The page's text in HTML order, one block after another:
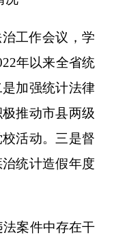
工作会议，学
年以来全省统
加强统计法律
推动市县两级
活动。三是督
统计造假年度
法案件中存在干